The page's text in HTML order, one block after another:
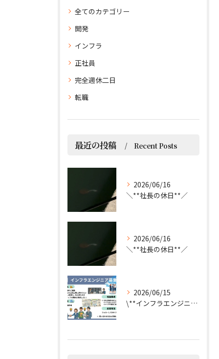
全てのカテゴリー
開発
インフラ
正社員
完全週休二日
転職
最近の投稿 Recent Posts
2026/06/16
＼**社長の休日**／
2026/06/16
＼**社長の休日**／
2026/06/15
\**インフラエンジニア募集**/